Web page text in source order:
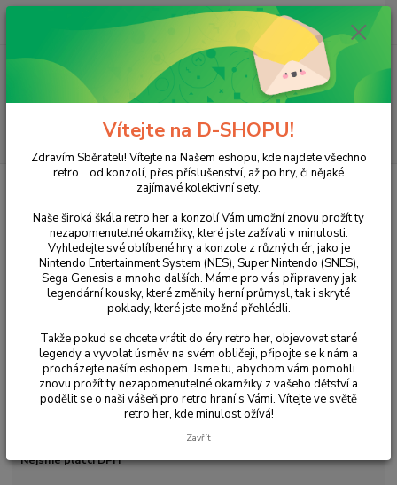
Menu
(Po-Pá, 15:00-20:00 hod.)
ks
0 Kč
DS Hry Madagascar: Escape 2 Africa
Madagascar: Escape 2 Africa
Ohodnotit produkt
Nejsme plátci DPH
Vítejte na D-SHOPU!
Zdravím Sběrateli! Vítejte na Našem eshopu, kde najdete všechno
retro... od konzolí, přes příslušenství, až po hry, či nějaké
zajímavé kolektivní sety.
Naše široká škála retro her a konzolí Vám umožní znovu prožít ty
nezapomenutelné okamžiky, které jste zažívali v minulosti.
Vyhledejte své oblíbené hry a konzole z různých ér, jako je
Nintendo Entertainment System (NES), Super Nintendo (SNES),
Sega Genesis a mnoho dalších. Máme pro vás připraveny jak
legendární kousky, které změnily herní průmysl, tak i skryté
poklady, které jste možná přehlédli.
Takže pokud se chcete vrátit do éry retro her, objevovat staré
legendy a vyvolat úsměv na svém obličeji, připojte se k nám a
procházejte naším eshopem. Jsme tu, abychom vám pomohli
znovu prožít ty nezapomenutelné okamžiky z vašeho dětství a
podělit se o naši vášeň pro retro hraní s Vámi. Vítejte ve světě
retro her, kde minulost ožívá!
Zavřít